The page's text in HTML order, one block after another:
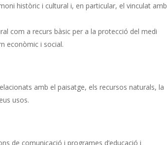
històric i cultural i, en particular, el vinculat amb
com a recurs bàsic per a la protecció del medi
econòmic i social.
amb el paisatge, els recursos naturals, la
usos.
de comunicació i programes d’educació i